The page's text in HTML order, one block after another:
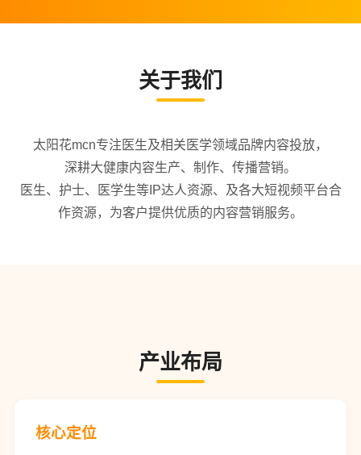
关于我们
太阳花mcn专注医生及相关医学领域品牌内容投放，
深耕大健康内容生产、制作、传播营销。
医生、护士、医学生等IP达人资源、及各大短视频平台合
作资源，为客户提供优质的内容营销服务。
产业布局
核心定位